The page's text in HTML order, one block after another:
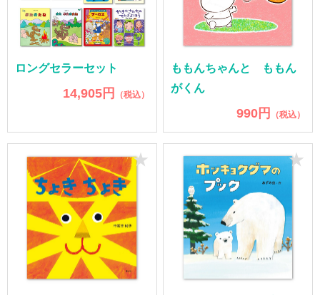
ロングセラーセット
14,905円 （税込）
ももんちゃんと ももん
がくん
990円 （税込）
★ ★